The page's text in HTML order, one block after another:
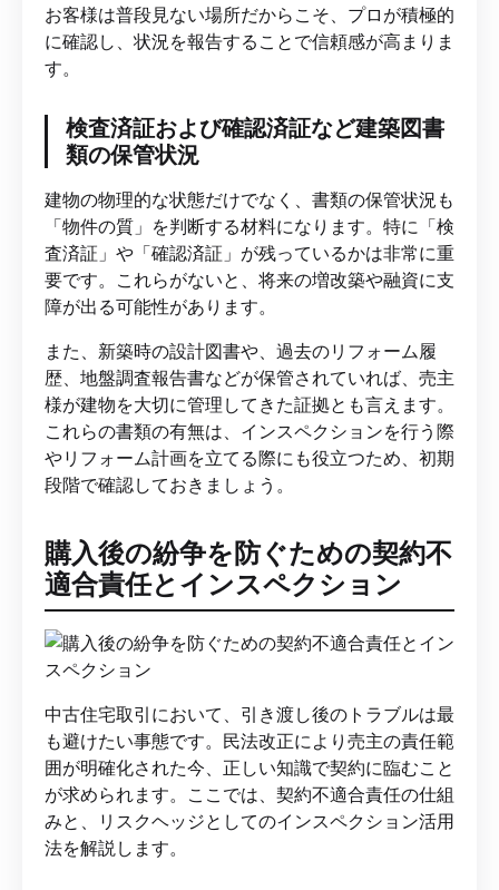
お客様は普段見ない場所だからこそ、プロが積極的
に確認し、状況を報告することで信頼感が高まりま
す。
検査済証および確認済証など建築図書
類の保管状況
建物の物理的な状態だけでなく、書類の保管状況も
「物件の質」を判断する材料になります。特に「検
査済証」や「確認済証」が残っているかは非常に重
要です。これらがないと、将来の増改築や融資に支
障が出る可能性があります。
また、新築時の設計図書や、過去のリフォーム履
歴、地盤調査報告書などが保管されていれば、売主
様が建物を大切に管理してきた証拠とも言えます。
これらの書類の有無は、インスペクションを行う際
やリフォーム計画を立てる際にも役立つため、初期
段階で確認しておきましょう。
購入後の紛争を防ぐための契約不
適合責任とインスペクション
中古住宅取引において、引き渡し後のトラブルは最
も避けたい事態です。民法改正により売主の責任範
囲が明確化された今、正しい知識で契約に臨むこと
が求められます。ここでは、契約不適合責任の仕組
みと、リスクヘッジとしてのインスペクション活用
法を解説します。